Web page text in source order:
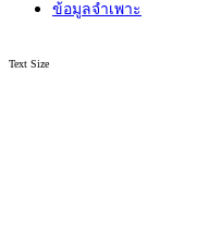
ข้อมูลจำเพาะ
Text Size